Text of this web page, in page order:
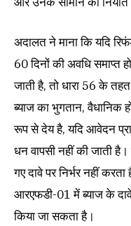
अदालत ने माना कि यदि
60 दिनों की अवधि समाप्त
जाती है, तो धारा 56 के
ब्याज का भुगतान, वैधानिक
रूप से देय है, यदि आवेदन
धन वापसी नहीं की जाती है।
गए दावे पर निर्भर नहीं
आरएफडी-01 में ब्याज के
किया जा सकता है।